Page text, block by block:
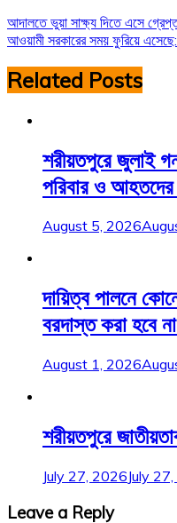
Post
navigation
আদালতে ভুয়া সাক্ষ্য দিতে এসে
আওয়ামী সরকারের সময় ফুরিয়ে
Related Posts
শরীয়তপুরে জুলাই
পরিবার ও
August 5, 2026
দায়িত্ব পালনে
বরদাস্ত করা হবে না
August 1, 2026
শরীয়তপুরে
July 27, 2026July
Leave a Reply